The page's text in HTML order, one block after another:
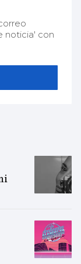
noticia' con